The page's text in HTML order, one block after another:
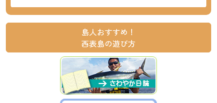
島人おすすめ！
西表島の遊び方